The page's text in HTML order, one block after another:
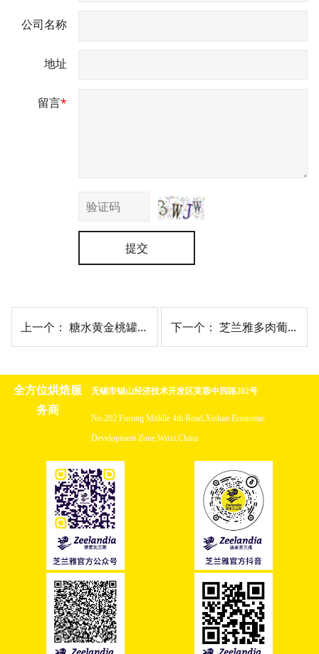
公司名称
地址
留言*
提交
上一个：糖水黄金桃罐头 下一个： 芝兰雅多肉葡萄果馅
全方位烘焙服
务商
无锡市锡山经济技术开发区芙蓉中四路202号
No.202 Furong Middle 4th Road,Xishan Economic
Development Zone,Wuxi,China